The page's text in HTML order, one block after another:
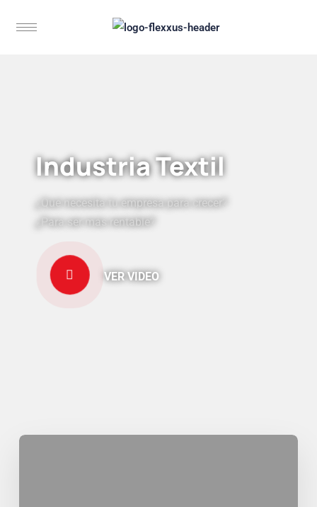
Industria Textil
¿Qué necesita tu empresa para crecer?
¿Para ser más rentable?
VER VIDEO